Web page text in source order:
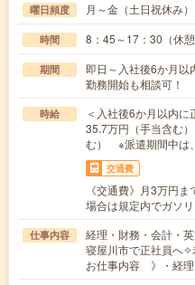
曜日頻度 月～金（土日祝休み）
時間 8：45～17：30（休憩
期間
即日～入社後6か月
勤務開始も相談可！
時給
＜入社後6か月以内
35.7万円（手当含む
む） ※派遣期間中は
交通費
《交通費》月3万円
場合は規定内でガソ
仕事内容
経理・財務・会計・
寝屋川市で正社員へ
お仕事内容 》・経